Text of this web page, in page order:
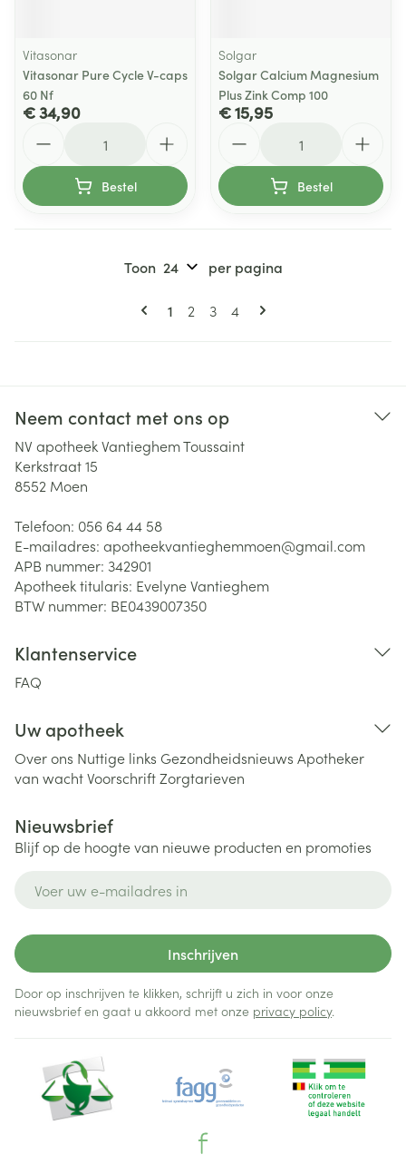
Vitasonar
Vitasonar Pure Cycle V-caps
60 Nf
€ 34,90
Bestel
Solgar
Solgar Calcium Magnesium
Plus Zink Comp 100
€ 15,95
Bestel
Pagina's
U lees momenteel pagina
1 Pagina
2 Pagina
3 Pagina
4
Toon per pagina
Neem contact met ons op
NV apotheek Vantieghem Toussaint
Kerkstraat 15
8552 Moen
Telefoon: 056 64 44 58
E-mailadres: apotheekvantieghemmoen@gmail.com
APB nummer: 342901
Apotheek titularis: Evelyne Vantieghem
BTW nummer: BE0439007350
Klantenservice
FAQ
Uw apotheek
Over ons Nuttige links Gezondheidsnieuws Apotheker
van wachtVoorschriftZorgtarieven
Nieuwsbrief
Blijf op de hoogte van nieuwe producten en promoties
Inschrijven
Door op inschrijven te klikken, schrijft u zich in voor onze
nieuwsbrief en gaat u akkoord met onze privacy policy.